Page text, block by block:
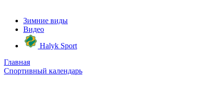
Зимние виды
Видео
Halyk Sport
Главная
Спортивный календарь